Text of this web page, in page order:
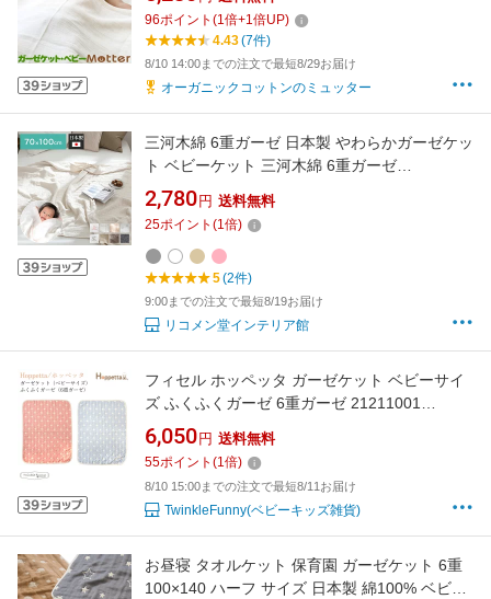
96ポイント (1倍+1倍UP)
4.43(7件)
8/10 14:00までの注文で最短8/29お届け
オーガニックコットンのミュッター
三河木綿 6重ガーゼ 日本製 やわらかガーゼケッ
ト ベビーケット 三河木綿 6重ガーゼ
70×100cm 綿100% 無地 赤ちゃん やさしい 夏
バスタオル 無地 退院 お昼寝 ベビー(代引不可)
【メール便配送】【送料無料】
2,780 円 送料無料
25ポイント (1倍)
5(2件)
9:00までの注文で最短8/19お届け
リコメン堂インテリア館
フィセル ホッペッタ ガーゼケット ベビーサイ
ズ ふくふくガーゼ 6重ガーゼ 21211001
21211002 Hoppetta
6,050 円 送料無料
55ポイント (1倍)
8/10 15:00までの注文で最短8/11お届け
TwinkleFunny(ベビーキッズ雑貨)
お昼寝 タオルケット 保育園 ガーゼケット 6重
100×140 ハーフ サイズ 日本製 綿100% ベビー